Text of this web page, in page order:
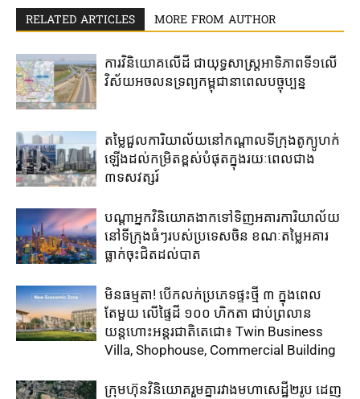
RELATED ARTICLES MORE FROM AUTHOR
ការវិនិយោគ​លើដី​ ជា​យុទ្ធសាស្រ្ត​អាទិភាព​ទី១​លើ​
វិស័យ​អចលនទ្រព្យ​កម្ពុជា​នា​ពេល​បច្ចុប្បន្ន​
តម្លៃជួល​ការិយាល័យ​នៅ​កណ្តាល​ទីក្រុងតូក្យូ​ហក់​
ឡើង​ដល់​កម្រិត​ខ្ពស់​បំផុត​ក្នុង​រយៈ​ពេល​ជាង​
៣ទសវត្សរ៍​
បណ្តាអ្នកវិនិយោគ​ងាក​ទៅ​ទិញ​អគារការិយាល័យ​
នៅ​ទីក្រុង​ធំៗ​របស់​ប្រទេសចិន ​ខណៈតម្លៃអគារ
ធ្លាក់​ចុះ​ជិត​ដល់​បាត
មិនធម្មតា! បើកលក់ប្រភេទផ្ទះថ្មី ៣ ក្នុងពេល
តែមួយ លើផ្ទៃដី ១០០ ហិកតា ​ជាប់​ព្រលាន
យន្តហោះ​អន្តរជាតិតេជោ៖ ​Twin Business
Villa, Shophouse, Commercial Building
ក្រុមហ៊ុន​វិនិយោគ​រួម​គ្នា​រវាង​មហាសេដ្ឋី២រូប ​ដេញ​